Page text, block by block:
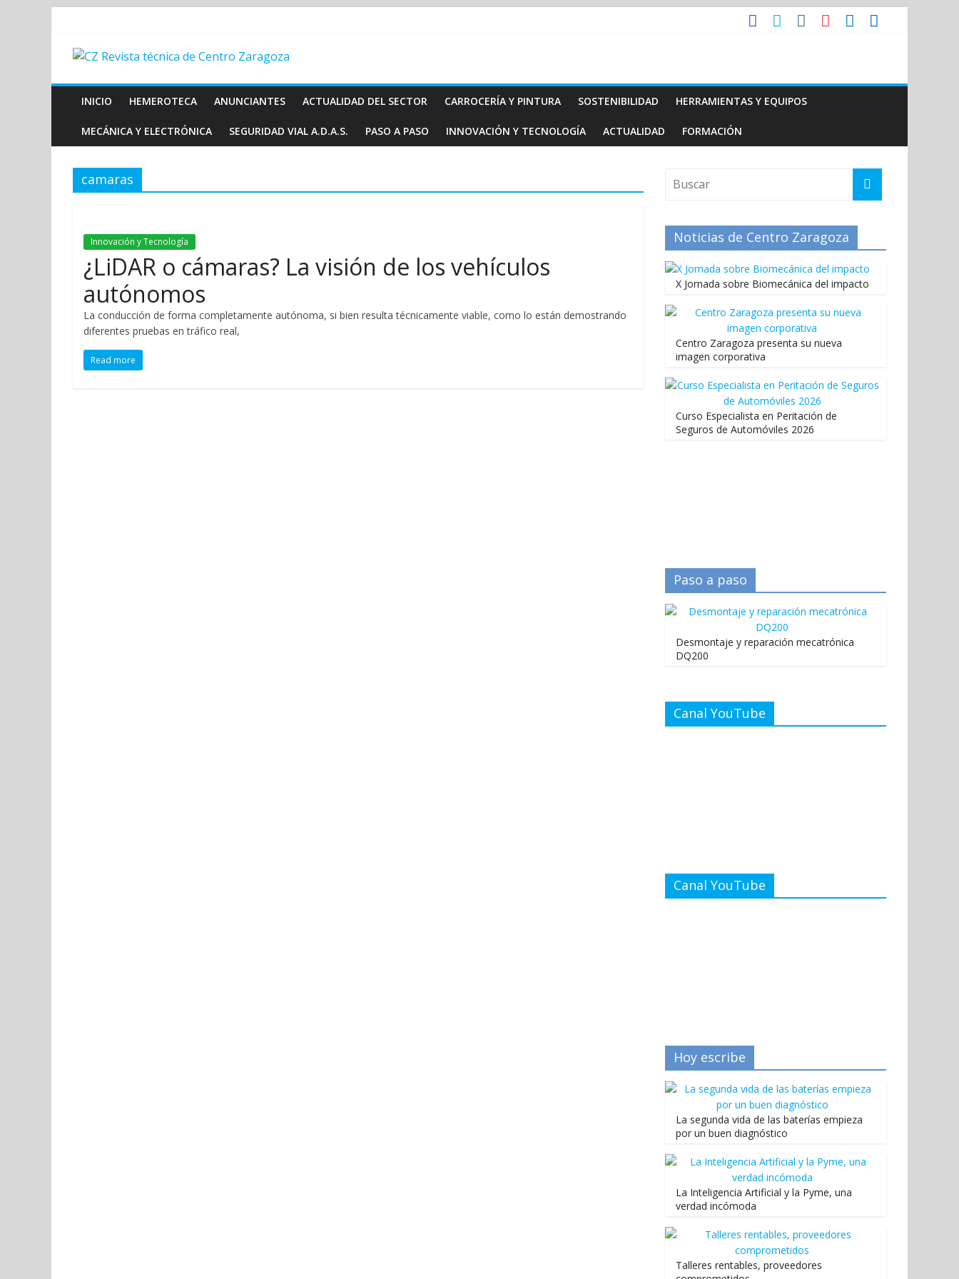
INICIO HEMEROTECA ANUNCIANTES ACTUALIDAD DEL SECTOR CARROCERÍA Y PINTURA SOSTENIBILIDAD HERRAMIENTAS Y EQUIPOS
MECÁNICA Y ELECTRÓNICA SEGURIDAD VIAL A.D.A.S. PASO A PASO INNOVACIÓN Y TECNOLOGÍA ACTUALIDAD FORMACIÓN
camaras
Innovación y Tecnología
¿LiDAR o cámaras? La visión de los vehículos
autónomos
La conducción de forma completamente autónoma, si bien resulta técnicamente viable, como lo están demostrando
diferentes pruebas en tráfico real,
Read more
Noticias de Centro Zaragoza
X Jornada sobre Biomecánica del impacto
Centro Zaragoza presenta su nueva
imagen corporativa
Curso Especialista en Peritación de
Seguros de Automóviles 2026
Paso a paso
Desmontaje y reparación mecatrónica
DQ200
Canal YouTube
Canal YouTube
Hoy escribe
La segunda vida de las baterías empieza
por un buen diagnóstico
La Inteligencia Artificial y la Pyme, una
verdad incómoda
Talleres rentables, proveedores